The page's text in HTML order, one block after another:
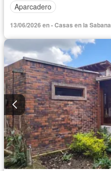
Aparcadero
13/06/2026 en - Casas en la Sabana